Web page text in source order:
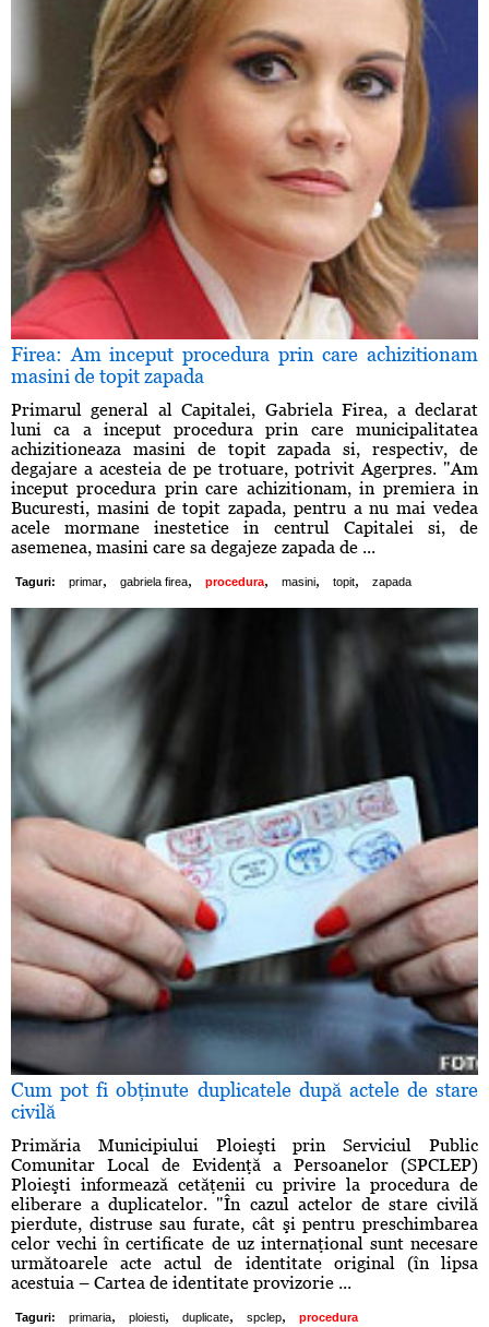
Firea: Am inceput procedura prin care achizitionam
masini de topit zapada
Primarul general al Capitalei, Gabriela Firea, a declarat
luni ca a inceput procedura prin care municipalitatea
achizitioneaza masini de topit zapada si, respectiv, de
degajare a acesteia de pe trotuare, potrivit Agerpres. "Am
inceput procedura prin care achizitionam, in premiera in
Bucuresti, masini de topit zapada, pentru a nu mai vedea
acele mormane inestetice in centrul Capitalei si, de
asemenea, masini care sa degajeze zapada de ...
Taguri: primar, gabriela firea, procedura, masini, topit, zapada
Cum pot fi obţinute duplicatele după actele de stare
civilă
Primăria Municipiului Ploieşti prin Serviciul Public
Comunitar Local de Evidenţă a Persoanelor (SPCLEP)
Ploieşti informează cetăţenii cu privire la procedura de
eliberare a duplicatelor. "În cazul actelor de stare civilă
pierdute, distruse sau furate, cât şi pentru preschimbarea
celor vechi în certificate de uz internaţional sunt necesare
următoarele acte actul de identitate original (în lipsa
acestuia – Cartea de identitate provizorie ...
Taguri: primaria, ploiesti, duplicate, spclep, procedura